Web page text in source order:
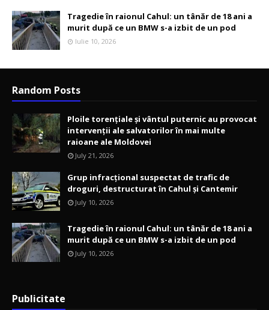
Tragedie în raionul Cahul: un tânăr de 18 ani a
murit după ce un BMW s-a izbit de un pod
Iulie 10, 2026
Random Posts
Ploile torențiale și vântul puternic au provocat
intervenții ale salvatorilor în mai multe
raioane ale Moldovei
July 21, 2026
Grup infracțional suspectat de trafic de
droguri, destructurat în Cahul și Cantemir
July 10, 2026
Tragedie în raionul Cahul: un tânăr de 18 ani a
murit după ce un BMW s-a izbit de un pod
July 10, 2026
Publicitate